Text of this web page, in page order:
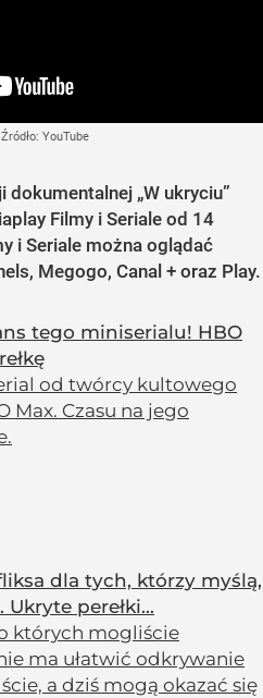
Źródło: YouTube
„W ukryciu”
Filmy i Seriale od 14
i Seriale można oglądać
Megogo, Canal + oraz Play.
tego miniserialu! HBO
od twórcy kultowego
Max. Czasu na jego
dla tych, którzy myślą,
perełki...
których mogliście
ma ułatwić odkrywanie
a dziś mogą okazać się